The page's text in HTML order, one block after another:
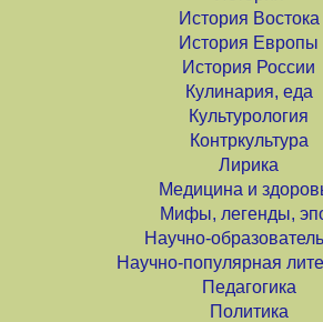
История Востока
История Европы
История России
Кулинария, еда
Культурология
Контркультура
Лирика
Медицина и
Мифы, легенды,
Научно-
Научно-популярная
Педагогика
Политика